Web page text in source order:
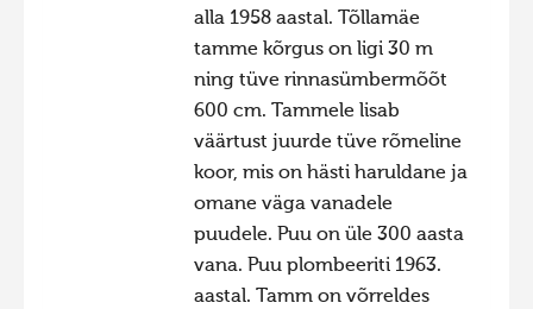
Hiite kuvavõistlus 2021 lisa
Liikuvad kuvad 2021
Hiite kuvavõistlus 2020 lisa
Liikuvad kuvad 2020
alla 1958 aastal. Tõllamäe
tamme kõrgus on ligi 30 m
ning tüve rinnasümbermõõt
600 cm. Tammele lisab
väärtust juurde tüve rõmeline
koor, mis on hästi haruldane ja
omane väga vanadele
puudele. Puu on üle 300 aasta
vana. Puu plombeeriti 1963.
aastal. Tamm on võrreldes